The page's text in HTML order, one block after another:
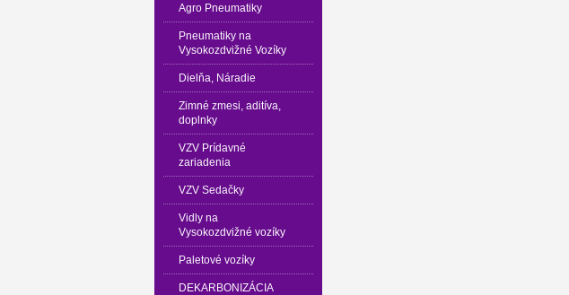
Agro Pneumatiky
Pneumatiky na
Vysokozdvižné Vozíky
Dielňa, Náradie
Zimné zmesi, aditíva,
doplnky
VZV Prídavné
zariadenia
VZV Sedačky
Vidly na
Vysokozdvižné vozíky
Paletové vozíky
DEKARBONIZÁCIA